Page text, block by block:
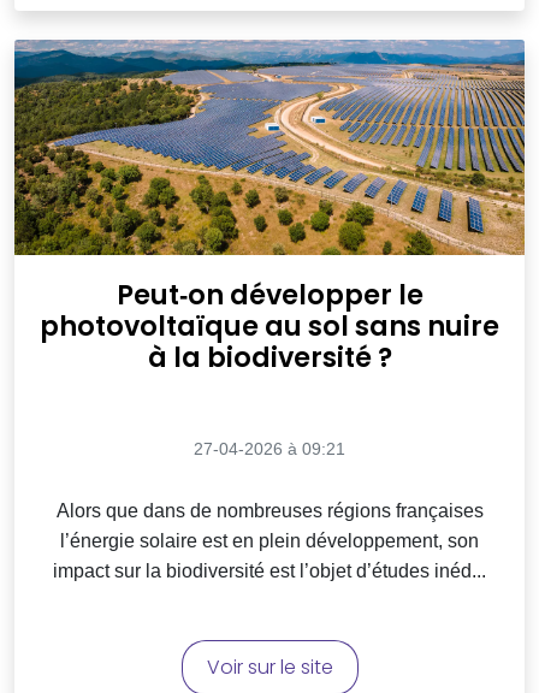
Peut‑on développer le
photovoltaïque au sol sans nuire
à la biodiversité ?
27-04-2026 à 09:21
Alors que dans de nombreuses régions françaises
l’énergie solaire est en plein développement, son
impact sur la biodiversité est l’objet d’études inéd...
Voir sur le site